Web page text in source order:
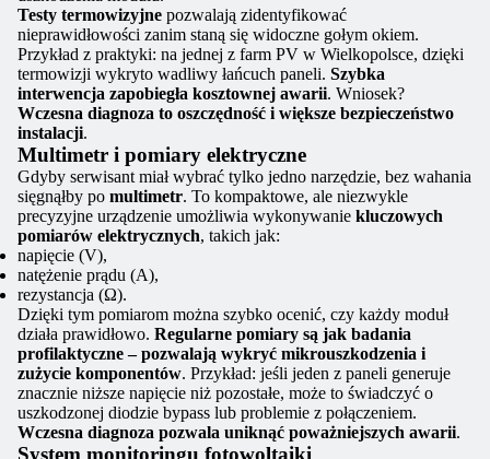
Testy termowizyjne pozwalają zidentyfikować
nieprawidłowości zanim staną się widoczne gołym okiem.
Przykład z praktyki: na jednej z farm PV w Wielkopolsce, dzięki
termowizji wykryto wadliwy łańcuch paneli. Szybka
interwencja zapobiegła kosztownej awarii. Wniosek?
Wczesna diagnoza to oszczędność i większe bezpieczeństwo
instalacji.
Multimetr i pomiary elektryczne
Gdyby serwisant miał wybrać tylko jedno narzędzie, bez wahania
sięgnąłby po multimetr. To kompaktowe, ale niezwykle
precyzyjne urządzenie umożliwia wykonywanie kluczowych
pomiarów elektrycznych, takich jak:
napięcie (V),
natężenie prądu (A),
rezystancja (Ω).
Dzięki tym pomiarom można szybko ocenić, czy każdy moduł
działa prawidłowo. Regularne pomiary są jak badania
profilaktyczne – pozwalają wykryć mikrouszkodzenia i
zużycie komponentów. Przykład: jeśli jeden z paneli generuje
znacznie niższe napięcie niż pozostałe, może to świadczyć o
uszkodzonej diodzie bypass lub problemie z połączeniem.
Wczesna diagnoza pozwala uniknąć poważniejszych awarii.
System monitoringu fotowoltaiki